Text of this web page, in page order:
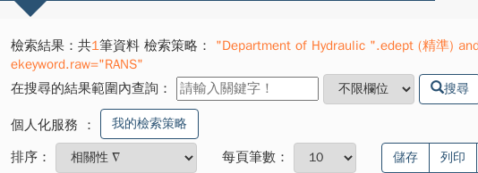
檢索結果：共1筆資料 檢索策略：
"Department of Hydraulic ".edept (精準)
ekeyword.raw="RANS"
在搜尋的結果範圍內查詢：
搜尋
個人化服務 ： 我的檢索策略
排序： 每頁筆數： 儲存 列印